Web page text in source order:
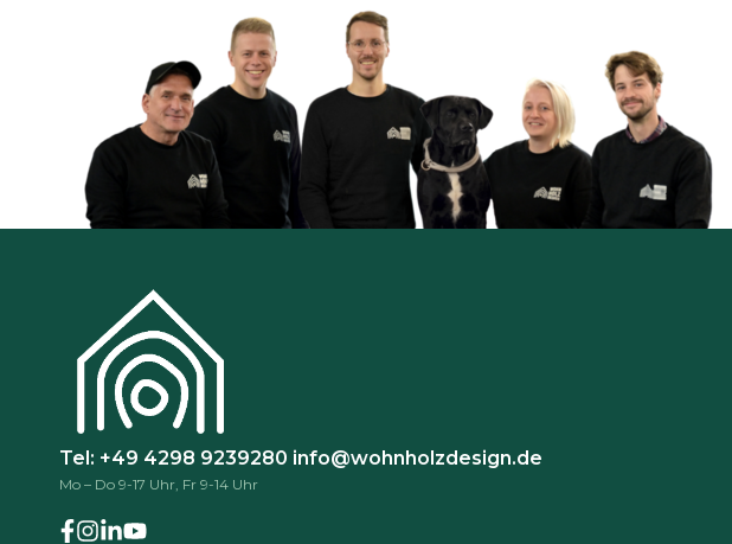
Tel: +49 4298 9239280 info@wohnholzdesign.de
Mo – Do 9-17 Uhr, Fr 9-14 Uhr